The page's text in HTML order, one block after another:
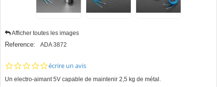
Afficher toutes les images
Reference: ADA 3872
0.0
rating
écrire un avis
Un electro-aimant 5V capable de maintenir 2,5 kg de métal.